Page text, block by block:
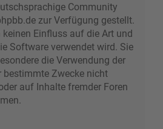
Community
zur Verfügung gestellt.
keinen Einfluss auf die Art und
Software verwendet wird. Sie
die Verwendung der
bestimmte Zwecke nicht
auf Inhalte fremder Foren